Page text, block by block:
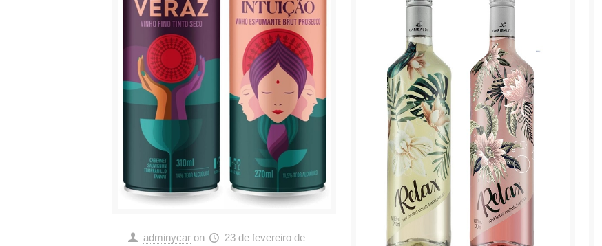
adminycar on
23 de fevereiro de